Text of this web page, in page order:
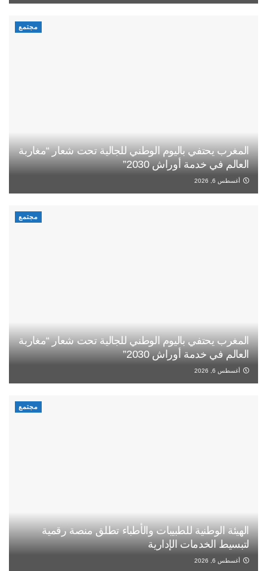
مجتمع
المغرب يحتفي باليوم الوطني للجالية تحت شعار “مغاربة
العالم في خدمة أوراش 2030”
أغسطس 6, 2026
مجتمع
المغرب يحتفي باليوم الوطني للجالية تحت شعار “مغاربة
العالم في خدمة أوراش 2030”
أغسطس 6, 2026
مجتمع
الهيئة الوطنية للطبيبات والأطباء تطلق منصة رقمية
لتبسيط الخدمات الإدارية
أغسطس 6, 2026